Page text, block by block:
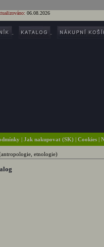
06.08.2026
| Jak nakupovat (SK) | Cookies |
etnologie)